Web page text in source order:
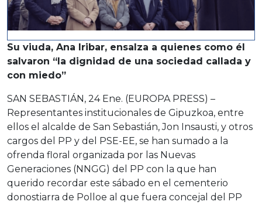
Su viuda, Ana Iribar, ensalza a quienes como él
salvaron “la dignidad de una sociedad callada y
con miedo”
SAN SEBASTIÁN, 24 Ene. (EUROPA PRESS) –
Representantes institucionales de Gipuzkoa, entre
ellos el alcalde de San Sebastián, Jon Insausti, y otros
cargos del PP y del PSE-EE, se han sumado a la
ofrenda floral organizada por las Nuevas
Generaciones (NNGG) del PP con la que han
querido recordar este sábado en el cementerio
donostiarra de Polloe al que fuera concejal del PP